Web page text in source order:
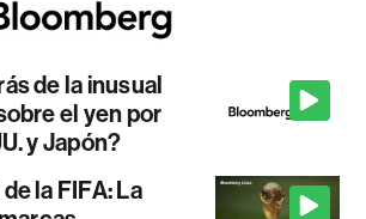
de la inusual
el yen por
y Japón?
la FIFA: La